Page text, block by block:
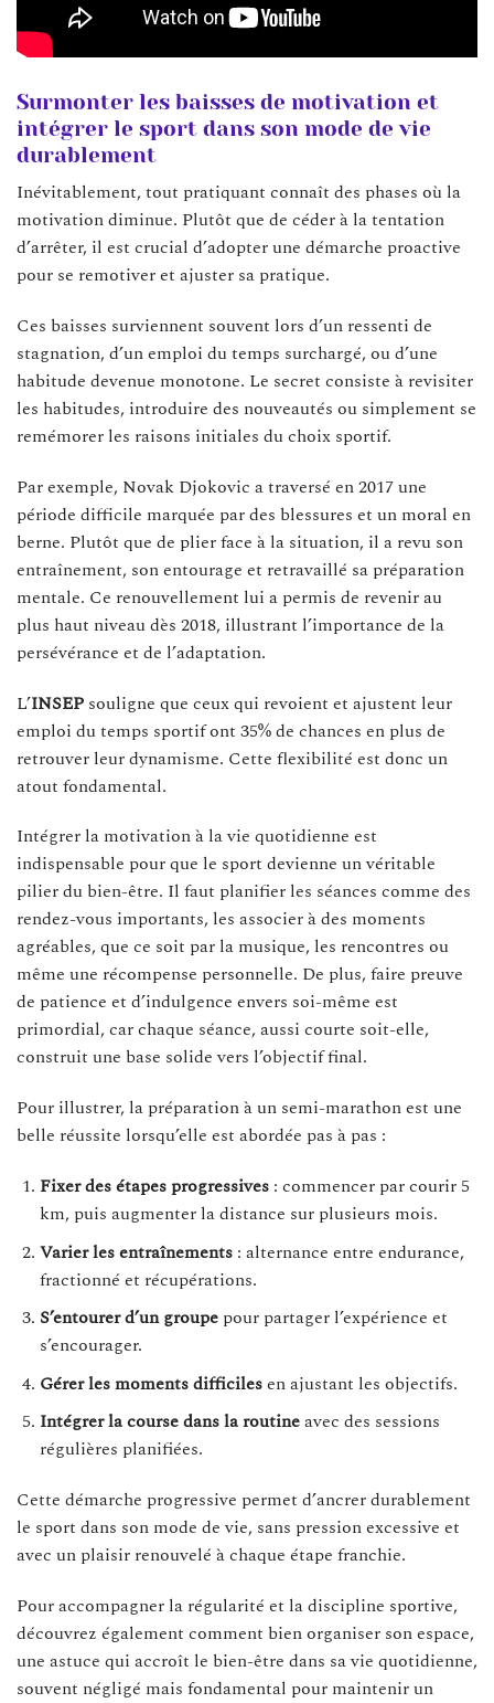
Surmonter les baisses de motivation et
intégrer le sport dans son mode de vie
durablement
Inévitablement, tout pratiquant connaît des phases où la
motivation diminue. Plutôt que de céder à la tentation
d’arrêter, il est crucial d’adopter une démarche proactive
pour se remotiver et ajuster sa pratique.
Ces baisses surviennent souvent lors d’un ressenti de
stagnation, d’un emploi du temps surchargé, ou d’une
habitude devenue monotone. Le secret consiste à revisiter
les habitudes, introduire des nouveautés ou simplement se
remémorer les raisons initiales du choix sportif.
Par exemple, Novak Djokovic a traversé en 2017 une
période difficile marquée par des blessures et un moral en
berne. Plutôt que de plier face à la situation, il a revu son
entraînement, son entourage et retravaillé sa préparation
mentale. Ce renouvellement lui a permis de revenir au
plus haut niveau dès 2018, illustrant l’importance de la
persévérance et de l’adaptation.
L’INSEP souligne que ceux qui revoient et ajustent leur
emploi du temps sportif ont 35% de chances en plus de
retrouver leur dynamisme. Cette flexibilité est donc un
atout fondamental.
Intégrer la motivation à la vie quotidienne est
indispensable pour que le sport devienne un véritable
pilier du bien-être. Il faut planifier les séances comme des
rendez-vous importants, les associer à des moments
agréables, que ce soit par la musique, les rencontres ou
même une récompense personnelle. De plus, faire preuve
de patience et d’indulgence envers soi-même est
primordial, car chaque séance, aussi courte soit-elle,
construit une base solide vers l’objectif final.
Pour illustrer, la préparation à un semi-marathon est une
belle réussite lorsqu’elle est abordée pas à pas :
Fixer des étapes progressives: commencer par courir 5
km, puis augmenter la distance sur plusieurs mois.
Varier les entraînements: alternance entre endurance,
fractionné et récupérations.
S’entourer d’un groupepour partager l’expérience et
s’encourager.
Gérer les moments difficilesen ajustant les objectifs.
Intégrer la course dans la routineavec des sessions
régulières planifiées.
Cette démarche progressive permet d’ancrer durablement
le sport dans son mode de vie, sans pression excessive et
avec un plaisir renouvelé à chaque étape franchie.
Pour accompagner la régularité et la discipline sportive,
découvrez également comment bien organiser son espace,
une astuce qui accroît le bien-être dans sa vie quotidienne,
souvent négligé mais fondamental pour maintenir un